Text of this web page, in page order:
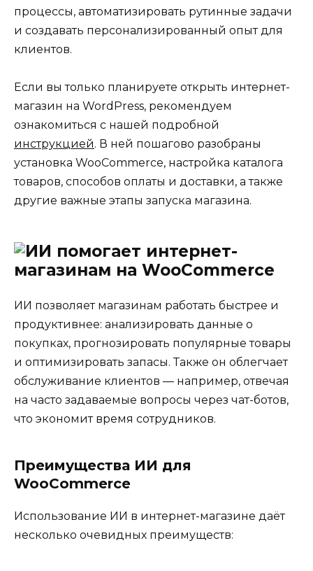
процессы, автоматизировать рутинные задачи
и создавать персонализированный опыт для
клиентов.
Если вы только планируете открыть интернет-
магазин на WordPress, рекомендуем
ознакомиться с нашей подробной
инструкцией. В ней пошагово разобраны
установка WooCommerce, настройка каталога
товаров, способов оплаты и доставки, а также
другие важные этапы запуска магазина.
ИИ позволяет магазинам работать быстрее и
продуктивнее: анализировать данные о
покупках, прогнозировать популярные товары
и оптимизировать запасы. Также он облегчает
обслуживание клиентов — например, отвечая
на часто задаваемые вопросы через чат-ботов,
что экономит время сотрудников.
Преимущества ИИ для
WooCommerce
Использование ИИ в интернет-магазине даёт
несколько очевидных преимуществ: